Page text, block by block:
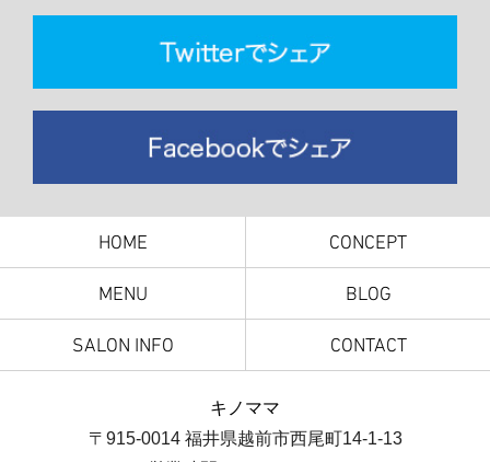
HOME CONCEPT
MENU BLOG
SALON INFO CONTACT
キノママ
〒915-0014 福井県越前市西尾町14-1-13